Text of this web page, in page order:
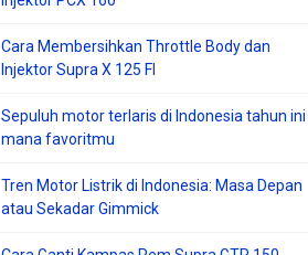
Cara Membersihkan Throttle Body dan
Injektor Supra X 125 FI
Sepuluh motor terlaris di Indonesia tahun ini
mana favoritmu
Tren Motor Listrik di Indonesia: Masa Depan
atau Sekadar Gimmick